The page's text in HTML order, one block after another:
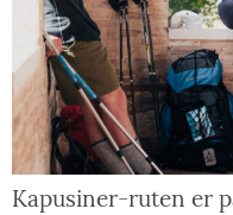
Kapusiner-ruten er